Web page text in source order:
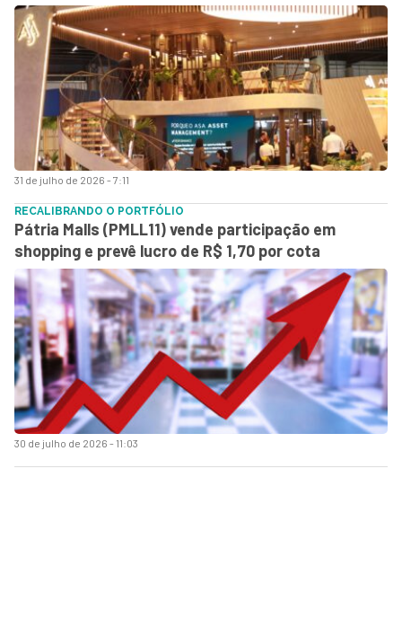
31 de julho de 2026 - 7:11
30 de julho de 2026 - 11:03
RECALIBRANDO O PORTFÓLIO
Pátria Malls (PMLL11) vende participação em
shopping e prevê lucro de R$ 1,70 por cota